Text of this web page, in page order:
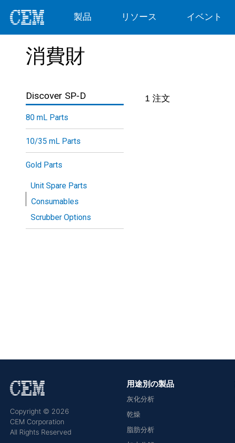
製品 リソース イベント
消費財
1 注文
Discover SP-D
80 mL Parts
10/35 mL Parts
Gold Parts
Unit Spare Parts
Consumables
Scrubber Options
Copyright © 2026
CEM Corporation
All Rights Reserved
用途別の製品
灰化分析
乾燥
脂肪分析